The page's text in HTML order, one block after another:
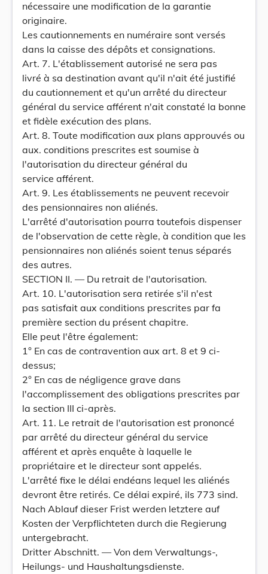
nécessaire une modification de la garantie
originaire.
Les cautionnements en numéraire sont versés
dans la caisse des dépôts et consignations.
Art. 7. L'établissement autorisé ne sera pas
livré à sa destination avant qu'il n'ait été justifié
du cautionnement et qu'un arrêté du directeur
général du service afférent n'ait constaté la bonne
et fidèle exécution des plans.
Art. 8. Toute modification aux plans approuvés ou
aux. conditions prescrites est soumise à
l'autorisation du directeur général du
service afférent.
Art. 9. Les établissements ne peuvent recevoir
des pensionnaires non aliénés.
L'arrêté d'autorisation pourra toutefois dispenser
de l'observation de cette règle, à condition que les
pensionnaires non aliénés soient tenus séparés
des autres.
SECTION II. — Du retrait de l'autorisation.
Art. 10. L'autorisation sera retirée s'il n'est
pas satisfait aux conditions prescrites par fa
première section du présent chapitre.
Elle peut l'être également:
1° En cas de contravention aux art. 8 et 9 ci-
dessus;
2° En cas de négligence grave dans
l'accomplissement des obligations prescrites par
la section III ci-après.
Art. 11. Le retrait de l'autorisation est prononcé
par arrêté du directeur général du service
afférent et après enquête à laquelle le
propriétaire et le directeur sont appelés.
L'arrêté fixe le délai endéans lequel les aliénés
devront être retirés. Ce délai expiré, ils 773 sind.
Nach Ablauf dieser Frist werden letztere auf
Kosten der Verpflichteten durch die Regierung
untergebracht.
Dritter Abschnitt. — Von dem Verwaltungs-,
Heilungs- und Haushaltungsdienste.